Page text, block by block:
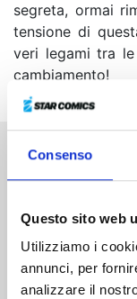
Consenso
Questo sito web
Utilizziamo i
annunci, per
analizzare il
segreta, ormai
tensione di
veri legami tra
cambiamento!
Altri